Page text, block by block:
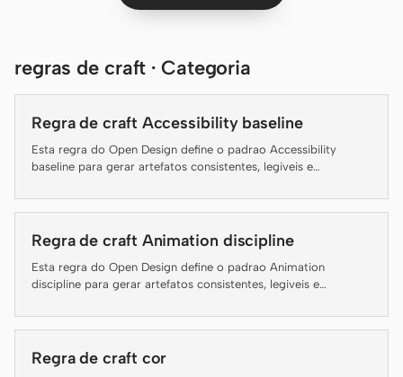
Claude Code
OpenCode
Gemini CLI
Qwen Code
Grok Build
Kimi CLI
DeepSeek TUI
regras de craft · Categoria
Regra de craft Accessibility baseline
Esta regra do Open Design define o padrao Accessibility
baseline para gerar artefatos consistentes, legiveis e
Regra de craft Animation discipline
Esta regra do Open Design define o padrao Animation
discipline para gerar artefatos consistentes, legiveis e
Regra de craft cor